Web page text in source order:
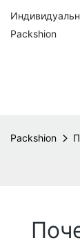
Packshion
Packshion